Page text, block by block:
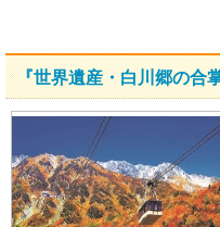
『世界遺産・白川郷の合